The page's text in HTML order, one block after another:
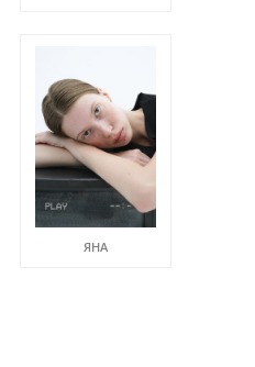
ЯНА